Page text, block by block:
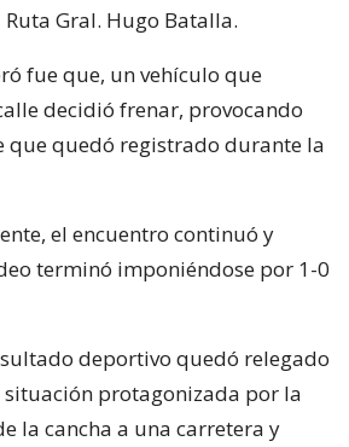
Gral. Hugo Batalla.
fue que, un vehículo que
decidió frenar, provocando
que quedó registrado durante la
el encuentro continuó y
terminó imponiéndose por 1-0
deportivo quedó relegado
protagonizada por la
la cancha a una carretera y